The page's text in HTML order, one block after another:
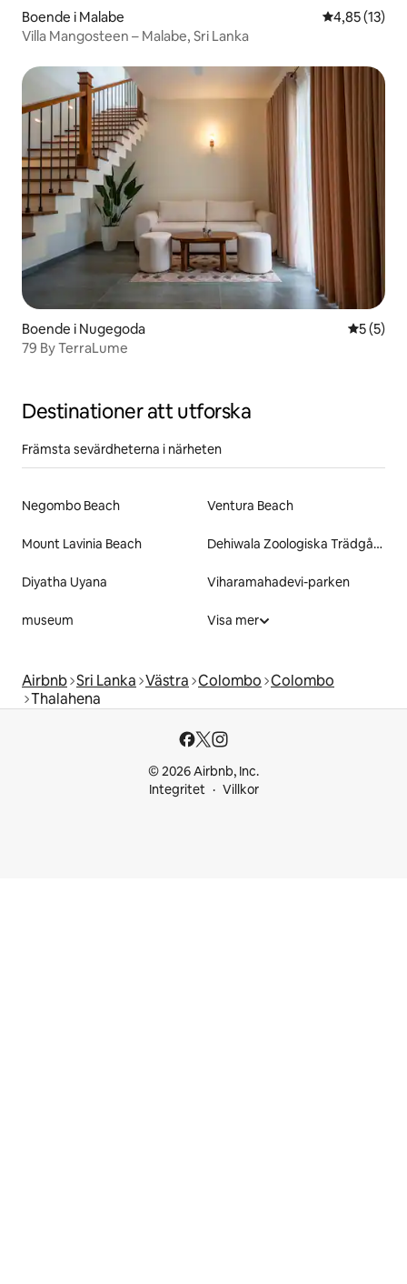
Boende i Malabe 4,85 av 5 i
4,85 (13)
Villa Mangosteen – Malabe, Sri Lanka
Boende i Nugegoda 5 av 5 i
5 (5)
79 By TerraLume
Destinationer att utforska
Främsta sevärdheterna i närheten
Negombo Beach Ventura Beach
Mount Lavinia Beach Dehiwala Zoologiska Trädgård
Diyatha Uyana Viharamahadevi-parken
museum Visa mer
Airbnb Sri Lanka Västra Colombo Colombo
Thalahena
© 2026 Airbnb, Inc.
Integritet
Villkor